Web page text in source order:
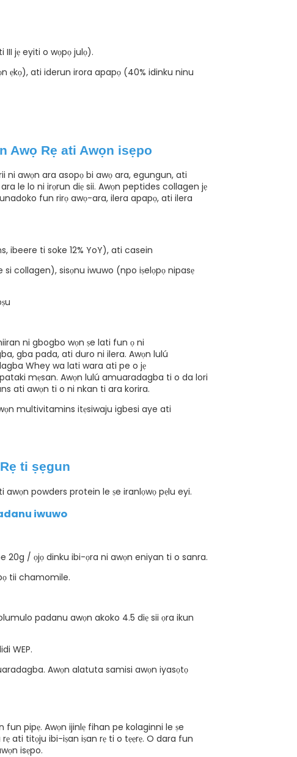
jẹ eyiti o wọpọ julọ).
ẹkọ), ati iderun irora apapọ (40% idinku ninu
Awọ Rẹ ati Awọn isẹpo
awọn ara asopọ bi awọ ara, egungun, ati
le lo ni irọrun diẹ sii. Awọn peptides collagen jẹ
fun rirọ awọ-ara, ilera apapọ, ati ilera
ibeere ti soke 12% YoY), ati casein
si collagen), sisọnu iwuwo (npo iṣelọpọ nipasẹ
ni gbogbo wọn ṣe lati fun ọ ni
gba pada, ati duro ni ilera. Awọn lulú
Whey wa lati wara ati pe o jẹ
mẹsan. Awọn lulú amuaradagba ti o da lori
ati awọn ti o ni nkan ti ara korira.
multivitamins itẹsiwaju igbesi aye ati
ti ṣẹgun
powders protein le ṣe iranlọwọ pẹlu eyi.
iwuwo
20g / ọjọ dinku ibi-ọra ni awọn eniyan ti o sanra.
tii chamomile.
padanu awọn akoko 4.5 diẹ sii ọra ikun
WEP.
Awọn alatuta samisi awọn iyasọtọ
pipẹ. Awọn ijinlẹ fihan pe kolaginni le ṣe
ati titọju ibi-iṣan iṣan rẹ ti o tẹẹrẹ. O dara fun
isẹpo.